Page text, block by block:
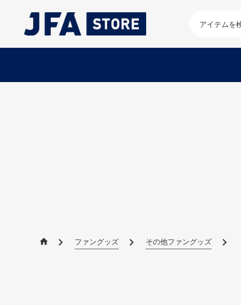
ファングッズ その他ファングッズ